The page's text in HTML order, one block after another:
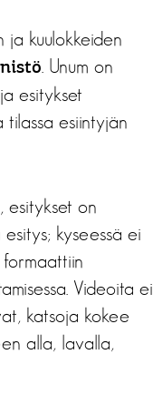
ja kuulokkeiden
. Unum on
esitykset
tilassa esiintyjän
esitykset on
kyseessä ei
Videoita ei
katsoja kokee
alla, lavalla,